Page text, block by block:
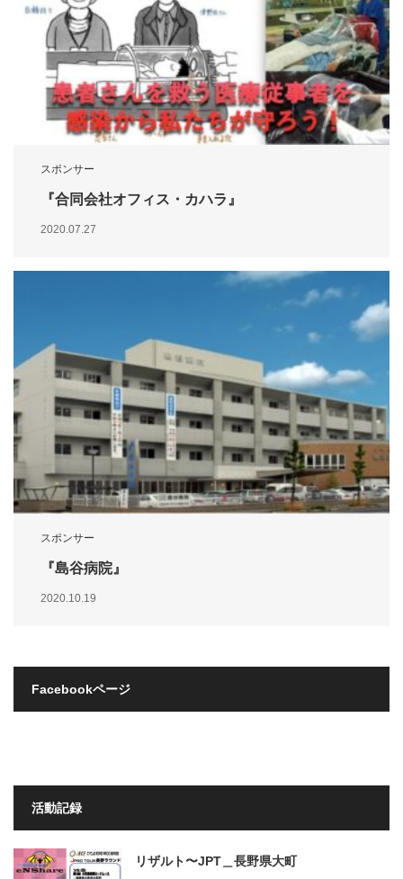
スポンサー
『合同会社オフィス・カハラ』
2020.07.27
スポンサー
『島谷病院』
2020.10.19
Facebookページ
活動記録
リザルト〜JPT＿長野県大町